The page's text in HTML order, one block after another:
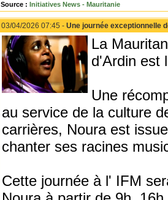
Source : Initiatives News - Mauritanie
03/04/2026 07:45 - Une journée exceptionnelle
La
d'Ardin est
Une
au service de la culture
carrières, Noura est
chanter ses racines
Cette journée à l' IFM